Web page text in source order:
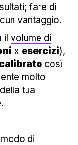
fare di
vantaggio.
il volume di
x esercizi),
calibrato così
molto
tua
di